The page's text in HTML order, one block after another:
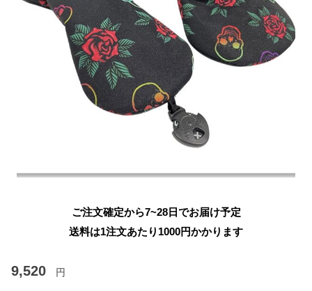
ご注文確定から7~28日でお届け予定
送料は1注文あたり 1000円かかります
9,520 円